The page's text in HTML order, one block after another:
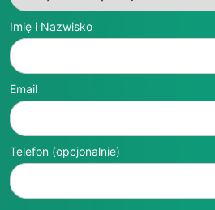
Imię i Nazwisko
Email
Telefon (opcjonalnie)